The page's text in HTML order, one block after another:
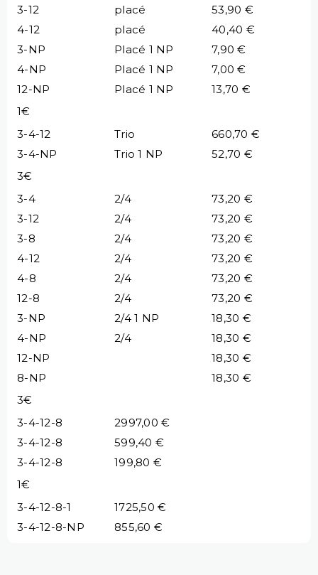
3-12 placé
53,90 €
4-12
placé
40,40 €
3-NP
Placé 1 NP
7,90 €
4-NP
Placé 1 NP
7,00 €
12-NP
Placé 1 NP
13,70 €
1€
3-4-12
Trio
660,70 €
3-4-NP
Trio 1 NP
52,70 €
3€
3-4
2/4
73,20 €
3-12
2/4
73,20 €
3-8
2/4
73,20 €
4-12
2/4
73,20 €
4-8
2/4
73,20 €
12-8
2/4
73,20 €
3-NP
2/4 1 NP
18,30 €
4-NP
2/4
18,30 €
12-NP
18,30 €
8-NP
18,30 €
3€
3-4-12-8
2997,00 €
3-4-12-8
599,40 €
3-4-12-8
199,80 €
1€
3-4-12-8-1
1725,50 €
3-4-12-8-NP
855,60 €